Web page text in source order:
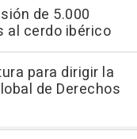
de 5.000
al cerdo ibérico
para dirigir la
de Derechos